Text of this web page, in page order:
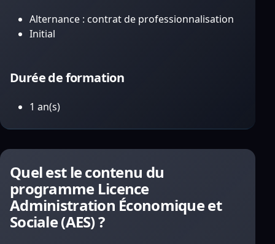
Alternance : contrat de professionnalisation
Initial
Durée de formation
1 an(s)
Quel est le contenu du
programme Licence
Administration Économique et
Sociale (AES) ?